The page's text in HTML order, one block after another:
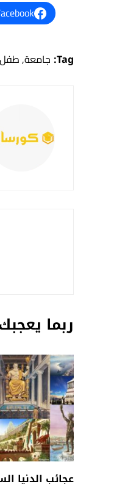
Tag: جامعة,طفل
ربما
عجائب الدنيا